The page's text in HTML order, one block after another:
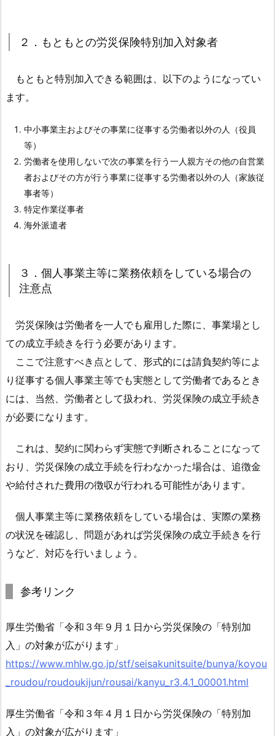
労
険
特
別
加
入
対
象
3.
３．
人
事
業
等
に
業
依
頼
を
て
い
る
の
意
点
1.
3.
参
考
２．もともとの労災保険特別加入対象者
もともと特別加入できる範囲は、以下のようになってい
ます。
中小事業主およびその事業に従事する労働者以外の人（役員
等）
労働者を使用しないで次の事業を行う一人親方その他の自営業
者およびその方が行う事業に従事する労働者以外の人（家族従
事者等）
特定作業従事者
海外派遣者
３．個人事業主等に業務依頼をしている場合の
注意点
労災保険は労働者を一人でも雇用した際に、事業場とし
ての成立手続きを行う必要があります。
ここで注意すべき点として、形式的には請負契約等によ
り従事する個人事業主等でも実態として労働者であるとき
には、当然、労働者として扱われ、労災保険の成立手続き
が必要になります。
これは、契約に関わらず実態で判断されることになって
おり、労災保険の成立手続を行わなかった場合は、追徴金
や給付された費用の徴収が行われる可能性があります。
個人事業主等に業務依頼をしている場合は、実際の業務
の状況を確認し、問題があれば労災保険の成立手続きを行
うなど、対応を行いましょう。
参考リンク
厚生労働省「令和３年９月１日から労災保険の「特別加
入」の対象が広がります」
https://www.mhlw.go.jp/stf/seisakunitsuite/bunya/koyou
_roudou/roudoukijun/rousai/kanyu_r3.4.1_00001.html
厚生労働省「令和３年４月１日から労災保険の「特別加
入」の対象が広がります」